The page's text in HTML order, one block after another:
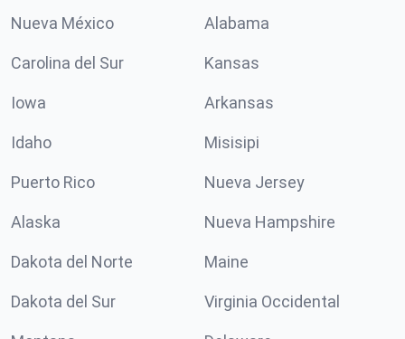
Nueva México Alabama
Carolina del Sur Kansas
Iowa Arkansas
Idaho Misisipi
Puerto Rico Nueva Jersey
Alaska Nueva Hampshire
Dakota del Norte Maine
Dakota del Sur Virginia Occidental